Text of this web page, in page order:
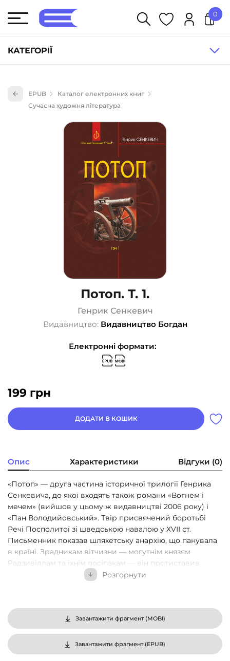
КАТЕГОРІЇ
Книги для дітей (836)
Науково-популярна література (1015)
Енциклопедії, довідники, словники (55)
Подарункові сертифікати (1)
0
EPUB
Каталог електронних книг
Сучасна художня література
Потоп. Т. 1.
Генрик Сенкевич
Видавництво: Видавництво Богдан
Електронні формати:
199 грн
ДОДАТИ В КОШИК
Опис Характеристики Відгуки (0)
«Потоп» — друга частина історичної трилогії Генрика
Сенкевича, до якої входять також романи «Вогнем і
мечем» (вийшов у цьому ж видавництві 2006 року) і
«Пан Володийовський». Твір присвячений боротьбі
Речі Посполитої зі шведською навалою у ХVІІ ст.
Письменник показав шляхетську анархію, що панувала
в країні. Зрадникам вітчизни — могутнім князям
Радзивіллам та їхнім посіпакам — він протиставив
жменьку патріотів, довкола яких поступово збиралися
свавільний шляхтич, стає самовідданим воїном, який
разить шведів під мурами Ченстоховського кляштору.
Численні пригоди Кмитиця, посилюючи цікавість
сюжету, дають авторові змогу розкрити перед
читачами широку панораму життя феодальної Польщі.
Розгорнути
Завантажити фрагмент (MOBI)
Завантажити фрагмент (EPUB)